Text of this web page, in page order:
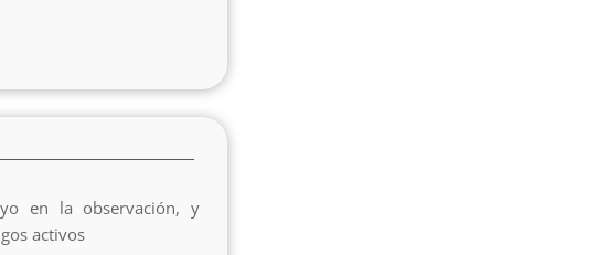
en la observación, y
activos